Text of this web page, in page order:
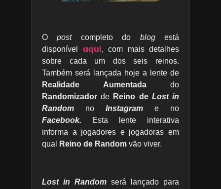
Opostcompleto do blogestá
disponível aqui, com mais detalhes
sobre cada um dos seis reinos.
Também será lançada hoje a lente de
Realidade Aumentadado
Randomizador de Reino de Lost in
Random no Instagram e no
Facebook. Esta lente interativa
informa a jogadores e jogadoras em
qual
Reino de Random vão viver.
Lost in Random será lançado para